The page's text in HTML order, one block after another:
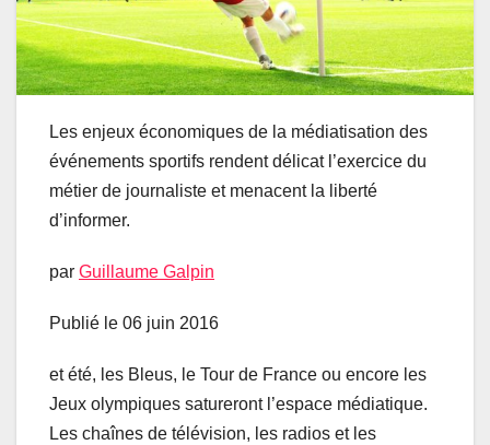
Les enjeux économiques de la médiatisation des
événements sportifs rendent délicat l’exercice du
métier de journaliste et menacent la liberté
d’informer.
par Guillaume Galpin
Publié le 06 juin 2016
et été, les Bleus, le Tour de France ou encore les
Jeux olympiques satureront l’espace médiatique.
Les chaînes de télévision, les radios et les